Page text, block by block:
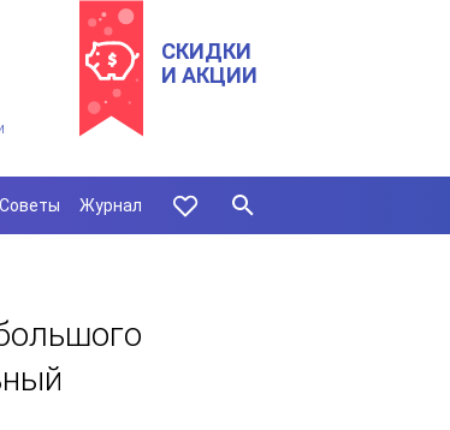
СКИДКИ
И АКЦИИ
Советы Журнал